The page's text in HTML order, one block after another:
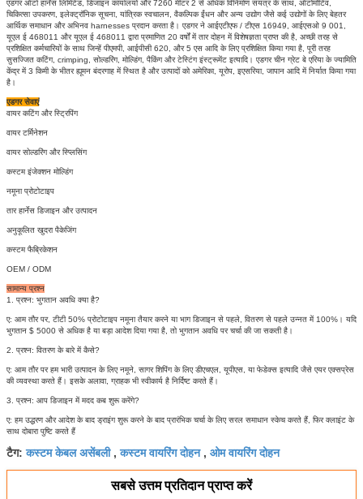
एडगर ऑटो हार्नेस लिमिटेड, डिजाइन कार्यालयों और 7260 मीटर 2 से अधिक विनिर्माण संयंत्र के साथ, ऑटोमोटिव,
चिकित्सा उपकरण, इलेक्ट्रॉनिक सूचना, यांत्रिक स्वचालन, वैकल्पिक ईंधन और अन्य उद्योग जैसे कई उद्योगों के लिए बेहतर
आर्थिक समाधान और अभिनव harnesses प्रदान करता है। एडगर ने आईएटीएफ / टीएस 16949, आईएसओ 9 001,
यूएल ई 468011 और यूएल ई 468011 द्वारा प्रमाणित 20 वर्षों में तार दोहन में विशेषज्ञता प्राप्त की है, अच्छी तरह से
प्रशिक्षित कर्मचारियों के साथ जिन्हें पीएमपी, आईपीसी 620, और 5 एस आदि के लिए प्रशिक्षित किया गया है, पूरी तरह
सुसज्जित कटिंग, crimping, सोल्डरिंग, मोल्डिंग, पैकिंग और टेस्टिंग इंस्ट्रूमेंट इत्यादि। एडगर चीन ग्रेट बे एरिया के ज्यामिति
केंद्र में 3 किमी के भीतर ह्यूमन बंदरगाह में स्थित है और उत्पादों को अमेरिका, यूरोप, इएसरिया, जापान आदि में निर्यात किया गया
है।
एडगर सेवाएं
वायर कटिंग और स्ट्रिपिंग
वायर टर्मिनेशन
वायर सोल्डरिंग और स्प्लिसिंग
कस्टम इंजेक्शन मोल्डिंग
नमूना प्रोटोटाइप
तार हार्नेस डिजाइन और उत्पादन
अनुकूलित खुदरा पैकेजिंग
कस्टम फैब्रिकेशन
OEM / ODM
सामान्य प्रश्न
1. प्रश्न: भुगतान अवधि क्या है?
ए: आम तौर पर, टीटी 50% प्रोटोटाइप नमूना तैयार करने या भाग डिजाइन से पहले, वितरण से पहले उन्नत में 100%। यदि
भुगतान $ 5000 से अधिक है या बड़ा आदेश दिया गया है, तो भुगतान अवधि पर चर्चा की जा सकती है।
2. प्रश्न: वितरण के बारे में कैसे?
ए: आम तौर पर हम भारी उत्पादन के लिए नमूने, सागर शिपिंग के लिए डीएचएल, यूपीएस, या फेडेक्स इत्यादि जैसे एयर एक्सप्रेस
की व्यवस्था करते हैं। इसके अलावा, ग्राहक भी स्वीकार्य है निर्दिष्ट करते हैं।
3. प्रश्न: आप डिजाइन में मदद कब शुरू करेंगे?
ए: हम उद्धरण और आदेश के बाद ड्राइंग शुरू करने के बाद प्रारंभिक चर्चा के लिए सरल समाधान स्केच करते हैं, फिर क्लाइंट के
साथ दोबारा पुष्टि करते हैं
टैग:कस्टम केबल असेंबली,कस्टम वायरिंग दोहन, ओम वायरिंग दोहन
सबसे उत्तम प्रतिदान प्राप्त करें